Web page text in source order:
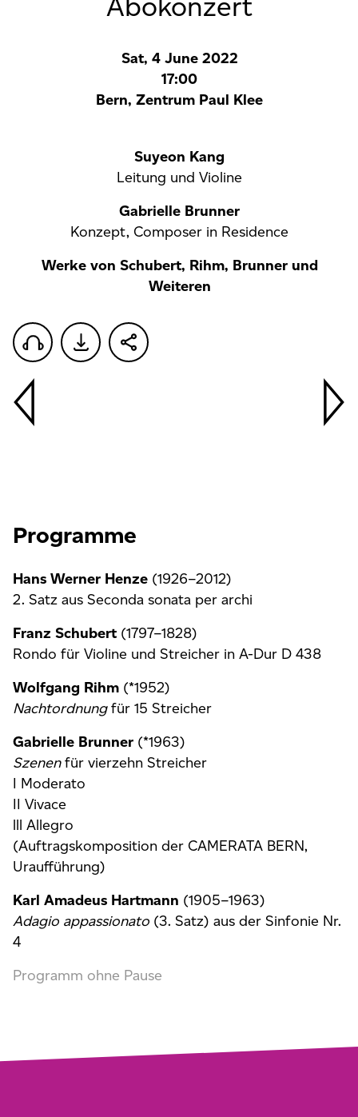
Sat, 4 June 2022
17:00
Bern, Zentrum Paul Klee
Suyeon Kang
Leitung und Violine
Gabrielle Brunner
Konzept, Composer in Residence
Werke von Schubert, Rihm, Brunner und
Weiteren
Programme
Hans Werner Henze (1926–2012)
2. Satz aus Seconda sonata per archi
Franz Schubert (1797–1828)
Rondo für Violine und Streicher in A-Dur D 438
Wolfgang Rihm (*1952)
Nachtordnungfür 15 Streicher
Gabrielle Brunner (*1963)
Szenenfür vierzehn Streicher
I Moderato
II Vivace
lll Allegro
(Auftragskomposition der CAMERATA BERN,
Uraufführung)
Karl Amadeus Hartmann (1905–1963)
Adagio appassionato (3. Satz) aus der Sinfonie Nr.
4
Programm ohne Pause